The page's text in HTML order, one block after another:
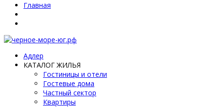
Главная
Адлер
КАТАЛОГ ЖИЛЬЯ
Гостиницы и отели
Гостевые дома
Частный сектор
Квартиры